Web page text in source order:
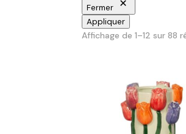
Fermer
Appliquer
Affichage de 1–12 sur 88